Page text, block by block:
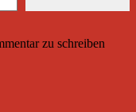
zu schreiben